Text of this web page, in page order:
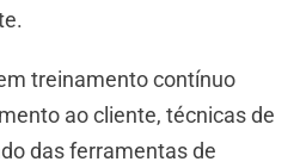
treinamento contínuo
ao cliente, técnicas de
das ferramentas de